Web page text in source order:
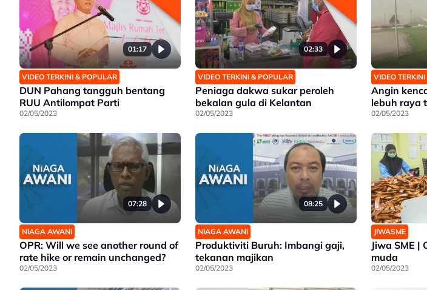
01:17
VIDEO TERKINI & POPULAR
DUN Pahang tangguh bentang
RUU Antilompat Parti
02/05/2023
02:33
VIDEO TERKINI & POPULAR
Peniaga dakwa sukar peroleh
bekalan gula di Kelantan
02/05/2023
VIDEO
Angin
lebuh raya
02/05/2023
07:28
NIAGA AWANI
OPR: Will we see another round of
rate hike or remain unchanged?
02/05/2023
08:25
NIAGA AWANI
Produktiviti Buruh: Imbangi gaji,
tekanan majikan
02/05/2023
JIWASME
Jiwa SME |
muda
02/05/2023